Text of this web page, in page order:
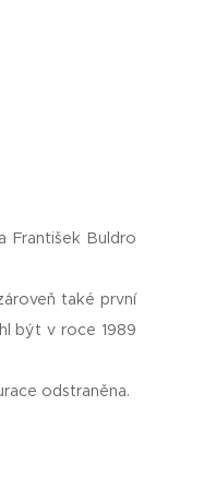
František Buldro
také první
být v roce 1989
odstraněna.